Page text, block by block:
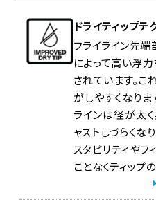
ドライティップテ
フライライン先
によって高い浮
されています。こ
がしやすくなり
ラインは径が太
ャストしづらくな
スタビリティやフ
ことなくティップ